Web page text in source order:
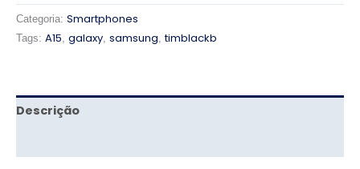
Categoria: Smartphones
Tags: A15, galaxy, samsung,timblackb
Descrição